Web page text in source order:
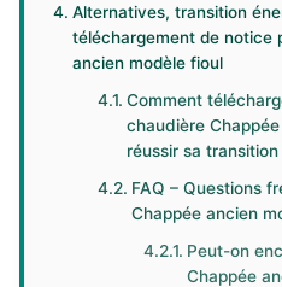
Alternatives, transition
téléchargement de notice
ancien modèle fioul
Comment
chaudière
réussir sa transition
FAQ – Questions
Chappée ancien
Peut-on
Chappée